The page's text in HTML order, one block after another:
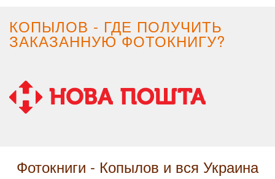
КОПЫЛОВ - ГДЕ ПОЛУЧИТЬ
ЗАКАЗАННУЮ ФОТОКНИГУ?
Фотокниги - Копылов и вся Украина